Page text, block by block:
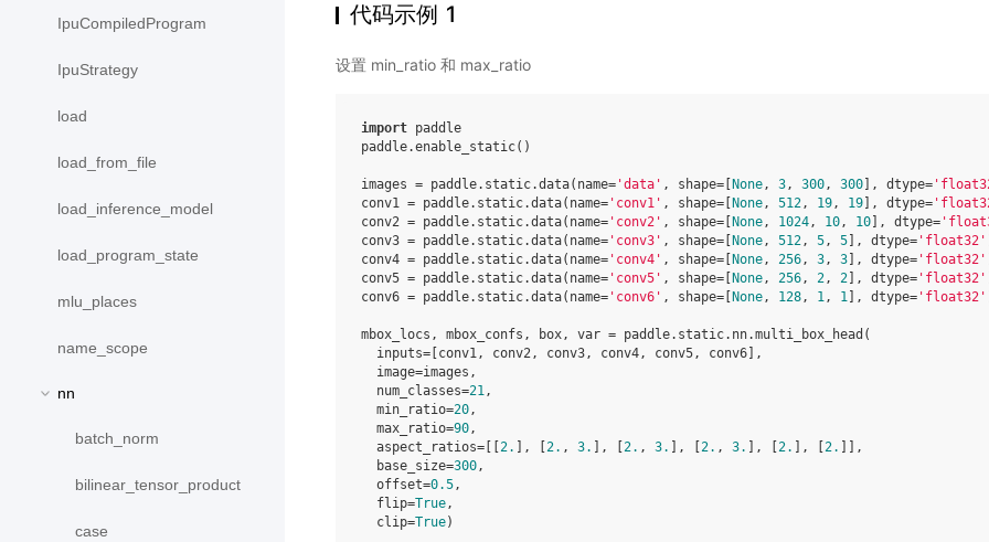
IpuCompiledProgram
IpuStrategy
load
load_from_file
load_inference_model
load_program_state
mlu_places
name_scope
nn
batch_norm
bilinear_tensor_product
case
代码示例 1
设置 min_ratio 和 max_ratio
import paddle
paddle.enable_static()
images = paddle. static.data( name= 'data' , shape= None, 3, 300, 300 ], dtype=
conv1 = paddle. static.data( name= 'conv1' , shape= None, 512, 19, 19 ], dtype=
conv2 = paddle. static.data( name= 'conv2' , shape= None, 1024, 10, 10 ], dtype=
conv3 = paddle. static.data( name= 'conv3' , shape= None, 512, 5, 5 ], dtype= 'float32'
conv4 = paddle. static.data( name= 'conv4' , shape= None, 256, 3, 3 ], dtype= 'float32'
conv5 = paddle. static.data( name= 'conv5' , shape= None, 256, 2, 2 ], dtype= 'float32'
conv6 = paddle. static.data( name= 'conv6' , shape= None, 128, 1, 1 ], dtype= 'float32'
mbox_locs , mbox_confs , box, var = paddle. static. nn.multi_box_head (
inputs= conv1, conv2, conv3, conv4, conv5, conv6 ],
image=images ,
num_classes=21,
min_ratio=20,
max_ratio=90,
aspect_ratios= 2. ], 2. , 3. ], 2. , 3. ], 2. , 3. ], 2. ], 2.
]],
base_size=300,
offset=0.5,
flip=True,
clip=True)